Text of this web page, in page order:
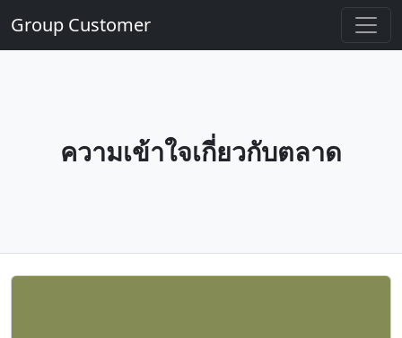
Group Customer
ความเข้าใจเกี่ยวกับตลาด